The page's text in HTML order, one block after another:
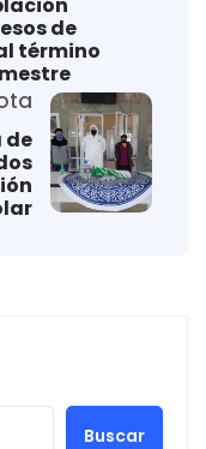
de
término
de
Buscar